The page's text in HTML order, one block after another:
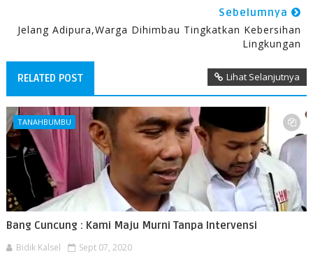
Sebelumnya
Jelang Adipura,Warga Dihimbau Tingkatkan Kebersihan
Lingkungan
RELATED POST Lihat Selanjutnya
TANAHBUMBU
Bang Cuncung : Kami Maju Murni Tanpa Intervensi
Bidik Kalsel Sept 07, 2020